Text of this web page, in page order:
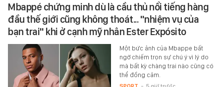
Mbappé chứng minh dù là cầu thủ nổi tiếng hàng
đầu thế giới cũng không thoát... "nhiệm vụ của
bạn trai" khi ở cạnh mỹ nhân Ester Expósito
Một bức ảnh của Mbappe bất
ngờ chiếm trọn sự chú ý vì lý do
mà bất kỳ chàng trai nào cũng có
thể đồng cảm.